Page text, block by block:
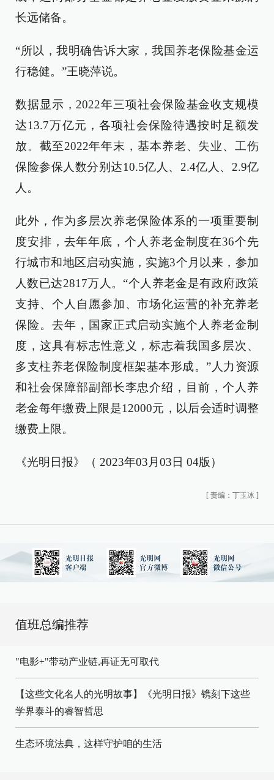
长远储备。
“所以，我明确告诉大家，我国养老保险基金运
行稳健。”王晓萍说。
数据显示，2022年三项社会保险基金收支规模
达13.7万亿元，各项社会保险待遇按时足额发
放。截至2022年年末，基本养老、失业、工伤
保险参保人数分别达10.5亿人、2.4亿人、2.9亿
人。
此外，作为多层次养老保险体系的一项重要制
度安排，去年年底，个人养老金制度在36个先
行城市和地区启动实施，实施3个月以来，参加
人数已达2817万人。“个人养老金是有政府政策
支持、个人自愿参加、市场化运营的补充养老
保险。去年，国家正式启动实施个人养老金制
度，这具有标志性意义，标志着我国多层次、
多支柱养老保险制度框架基本形成。”人力资源
和社会保障部副部长李忠介绍，目前，个人养
老金每年缴费上限是12000元，以后会适时调整
缴费上限。
《光明日报》（ 2023年03月03日 04版）
[ 责编：丁玉冰 ]
值班总编推荐
"电影+"带动产业链,再证无可取代
【这些文化名人的光明故事】《光明日报》镌刻下这些
学界泰斗的睿智哲思
生态环境法典，这样守护咱的生活